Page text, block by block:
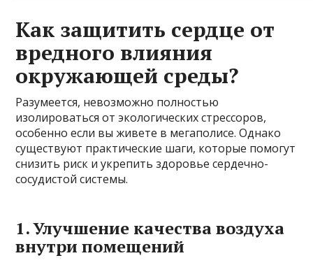
Как защитить сердце от
вредного влияния
окружающей среды?
Разумеется, невозможно полностью
изолироваться от экологических стрессоров,
особенно если вы живете в мегаполисе. Однако
существуют практические шаги, которые помогут
снизить риск и укрепить здоровье сердечно-
сосудистой системы.
1. Улучшение качества воздуха
внутри помещений